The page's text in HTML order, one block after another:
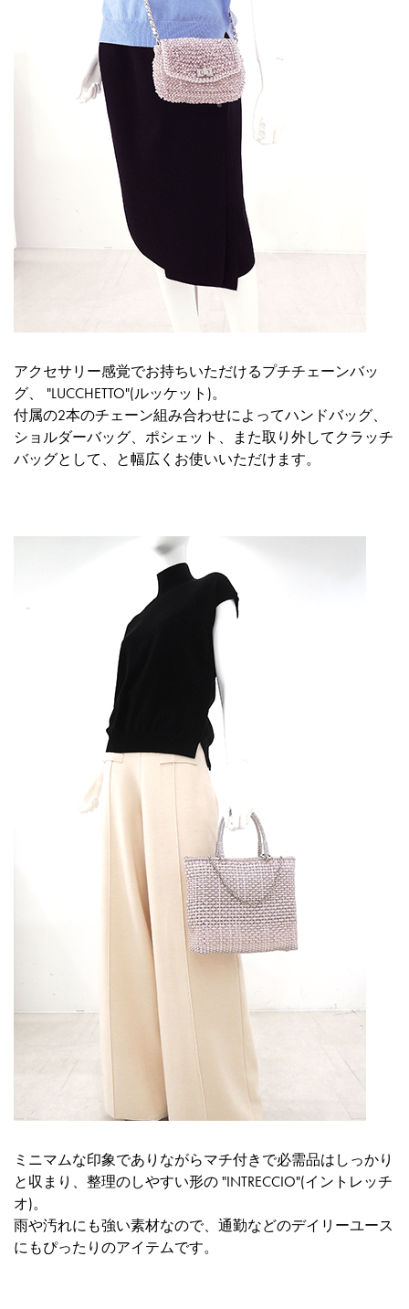
アクセサリー感覚でお持ちいただけるプチチェーンバッ
グ、 "LUCCHETTO"(ルッケット)。
付属の2本のチェーン組み合わせによってハンドバッグ、
ショルダーバッグ、ポシェット、また取り外してクラッチ
バッグとして、と幅広くお使いいただけます。
ミニマムな印象でありながらマチ付きで必需品はしっかり
と収まり、整理のしやすい形の"INTRECCIO"(イントレッチ
オ)。
雨や汚れにも強い素材なので、通勤などのデイリーユース
にもぴったりのアイテムです。